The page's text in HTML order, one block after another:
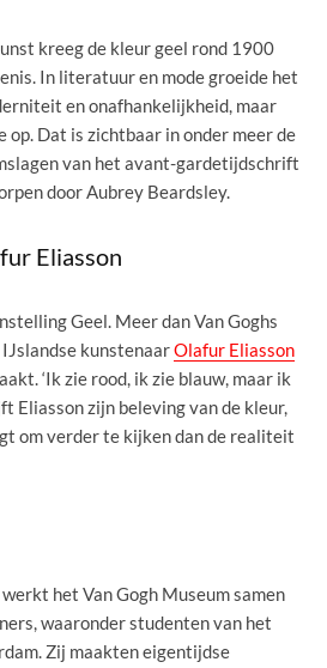
kreeg de kleur geel rond 1900
In literatuur en mode groeide het
en onafhankelijkheid, maar
op. Dat is zichtbaar in onder meer de
van het avant-gardetijdschrift
door Aubrey Beardsley.
Eliasson
Geel. Meer dan Van Goghs
kunstenaarOlafur Eliasson
‘Ik zie rood, ik zie blauw, maar ik
Eliasson zijn beleving van de kleur,
om verder te kijken dan de realiteit
het Van Gogh Museum samen
waaronder studenten van het
Zij maakten eigentijdse